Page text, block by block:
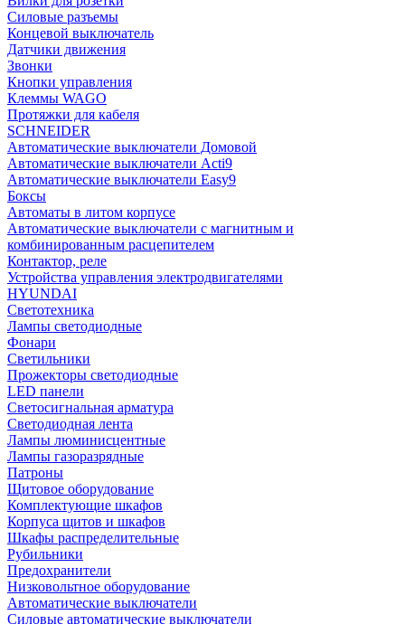
Силовые разъемы
Концевой выключатель
Датчики движения
Звонки
Кнопки управления
Клеммы WAGO
Протяжки для кабеля
SCHNEIDER
Автоматические выключатели Домовой
Автоматические выключатели Acti9
Автоматические выключатели Easy9
Боксы
Автоматы в литом корпусе
Автоматические выключатели с магнитным и
комбинированным расцепителем
Контактор, реле
Устройства управления электродвигателями
HYUNDAI
Светотехника
Лампы светодиодные
Фонари
Светильники
Прожекторы светодиодные
LED панели
Светосигнальная арматура
Светодиодная лента
Лампы люминисцентные
Лампы газоразрядные
Патроны
Щитовое оборудование
Комплектующие шкафов
Корпуса щитов и шкафов
Шкафы распределительные
Рубильники
Предохранители
Низковольтное оборудование
Автоматические выключатели
Силовые автоматические выключатели